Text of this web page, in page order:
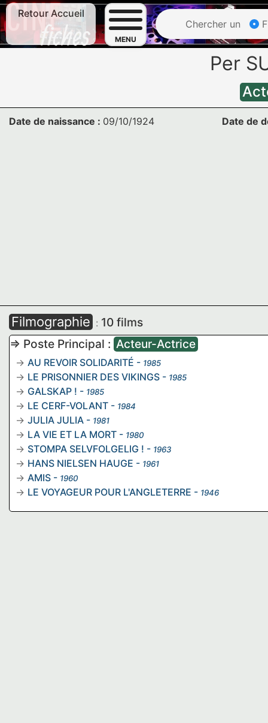
Retour Accueil
MENU
Chercher un
Per
Date de naissance : 09/10/1924 Date de
Filmographie : 10 films
=> Poste Principal : Acteur-Actrice
AU REVOIR SOLIDARITÉ - 1985
LE PRISONNIER DES VIKINGS - 1985
GALSKAP ! - 1985
LE CERF-VOLANT - 1984
JULIA JULIA - 1981
LA VIE ET LA MORT - 1980
STOMPA SELVFOLGELIG ! - 1963
HANS NIELSEN HAUGE - 1961
AMIS - 1960
LE VOYAGEUR POUR L'ANGLETERRE - 1946